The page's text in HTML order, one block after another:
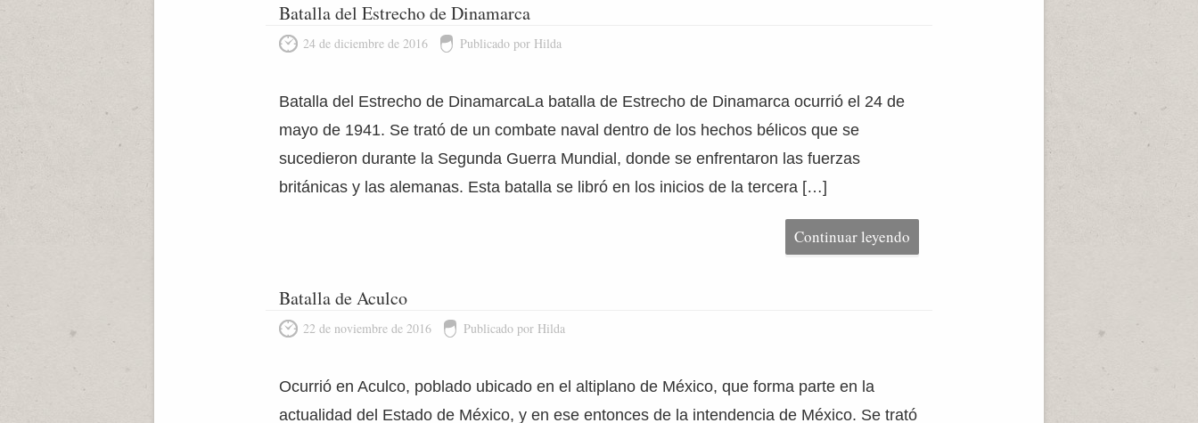
Batalla del Estrecho de Dinamarca
24 de diciembre de 2016 Publicado por Hilda
Batalla del Estrecho de DinamarcaLa batalla de Estrecho de Dinamarca ocurrió el 24 de
mayo de 1941. Se trató de un combate naval dentro de los hechos bélicos que se
sucedieron durante la Segunda Guerra Mundial, donde se enfrentaron las fuerzas
británicas y las alemanas. Esta batalla se libró en los inicios de la tercera […]
Continuar leyendo
Batalla de Aculco
22 de noviembre de 2016 Publicado por Hilda
Ocurrió en Aculco, poblado ubicado en el altiplano de México, que forma parte en la
actualidad del Estado de México, y en ese entonces de la intendencia de México. Se trató